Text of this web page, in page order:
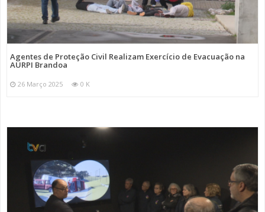
Agentes de Proteção Civil Realizam Exercício de Evacuação na
AURPI Brandoa
26 Março 2025 0 K